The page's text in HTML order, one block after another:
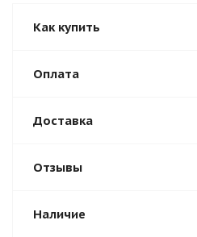
Как купить
Оплата
Доставка
Отзывы
Наличие